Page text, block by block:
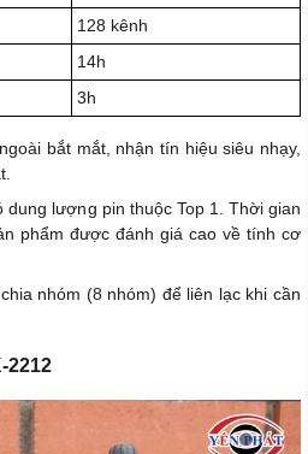
128 kênh
14h
3h
bắt mắt, nhận tín hiệu siêu nhạy,
lượng pin thuộc Top 1. Thời gian
phẩm được đánh giá cao về tính cơ
nhóm (8 nhóm) để liên lạc khi cần
2212